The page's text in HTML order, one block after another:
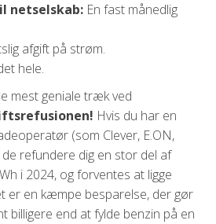
netselskab: En fast månedlig
afgift på strøm.
hele.
mest geniale træk ved
Hvis du har en
(som Clever, E.ON,
de refundere dig en stor del af
i 2024, og forventes at ligge
er en kæmpe besparelse, der gør
billigere end at fylde benzin på en